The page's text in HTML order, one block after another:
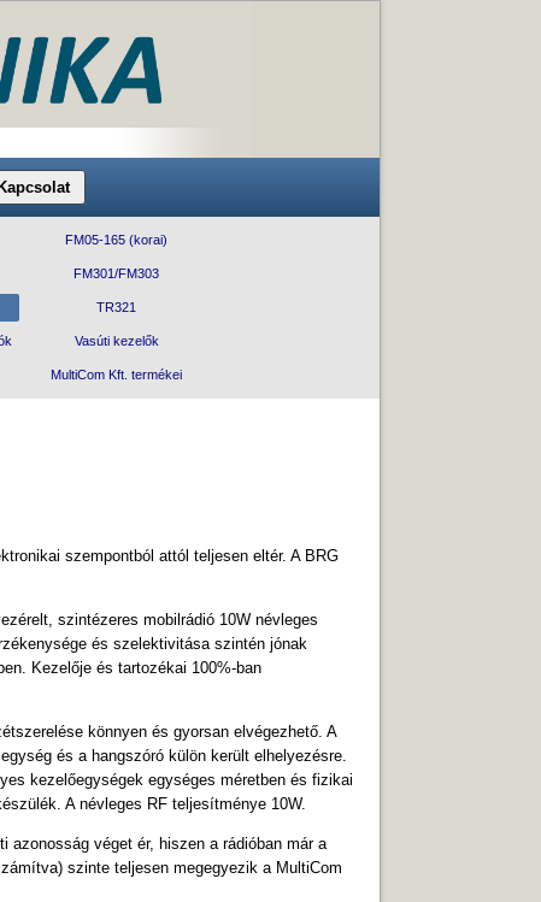
Kapcsolat
FM05-165 (korai)
FM301/FM303
TR321
Vasúti kezelők
MultiCom Kft. termékei
szempontból attól teljesen eltér. A BRG
szintézeres mobilrádió 10W névleges
és szelektivitása szintén jónak
Kezelője és tartozékai 100%-ban
könnyen és gyorsan elvégezhető. A
és a hangszóró külön került elhelyezésre.
kezelőegységek egységes méretben és fizikai
A névleges RF teljesítménye 10W.
véget ér, hiszen a rádióban már a
szinte teljesen megegyezik a MultiCom